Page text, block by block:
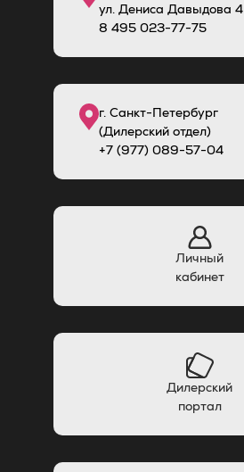
ул. Дениса Давыдова 4
8 495 023-77-75
г. Санкт-Петербург
(Дилерский отдел)
+7 (977) 089-57-04
Личный
кабинет
Дилерский
портал